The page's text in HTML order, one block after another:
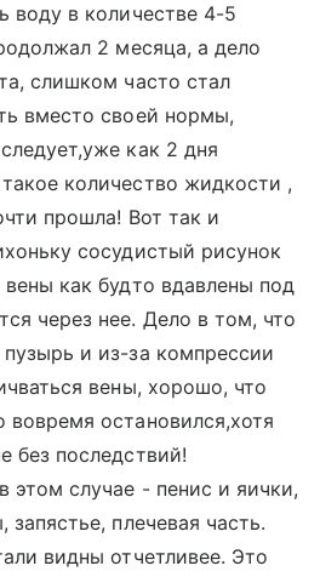
воду в количестве 4-5
2 месяца, а дело
слишком часто стал
вместо своей нормы,
как 2 дня
количество жидкости ,
прошла! Вот так и
сосудистый рисунок
вены как будто вдавлены под
через нее. Дело в том, что
и из-за компрессии
вены, хорошо, что
вовремя остановился,хотя
без последствий!
этом случае - пенис и яички,
плечевая часть.
видны отчетливее. Это